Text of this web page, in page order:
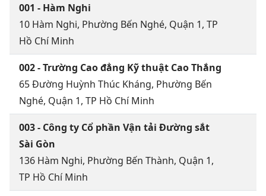
001 - Hàm Nghi
10 Hàm Nghi, Phường Bến Nghé, Quận 1, TP
Hồ Chí Minh
002 - Trường Cao đẳng Kỹ thuật Cao Thắng
65 Đường Huỳnh Thúc Kháng, Phường Bến
Nghé, Quận 1, TP Hồ Chí Minh
003 - Công ty Cổ phần Vận tải Đường sắt
Sài Gòn
136 Hàm Nghi, Phường Bến Thành, Quận 1,
TP Hồ Chí Minh